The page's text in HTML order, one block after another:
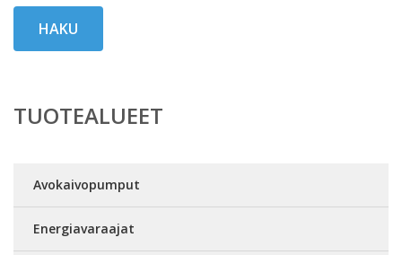
HAKU
TUOTEALUEET
Avokaivopumput
Energiavaraajat